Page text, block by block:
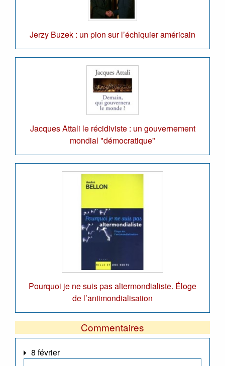
Jerzy Buzek : un pion sur l’échiquier américain
Jacques Attali le récidiviste : un gouvernement
mondial "démocratique"
Pourquoi je ne suis pas altermondialiste. Éloge
de l’antimondialisation
Commentaires
8 février